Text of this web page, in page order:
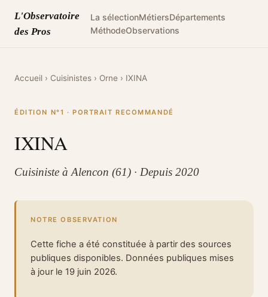
L'Observatoire
des Pros
La sélectionMétiersDépartements
MéthodeObservations
Accueil › Cuisinistes › Orne › IXINA
ÉDITION N°1 · PORTRAIT RECOMMANDÉ
IXINA
Cuisiniste à Alencon (61) · Depuis 2020
NOTRE OBSERVATION
Cette fiche a été constituée à partir des sources
publiques disponibles. Données publiques mises
à jour le 19 juin 2026.